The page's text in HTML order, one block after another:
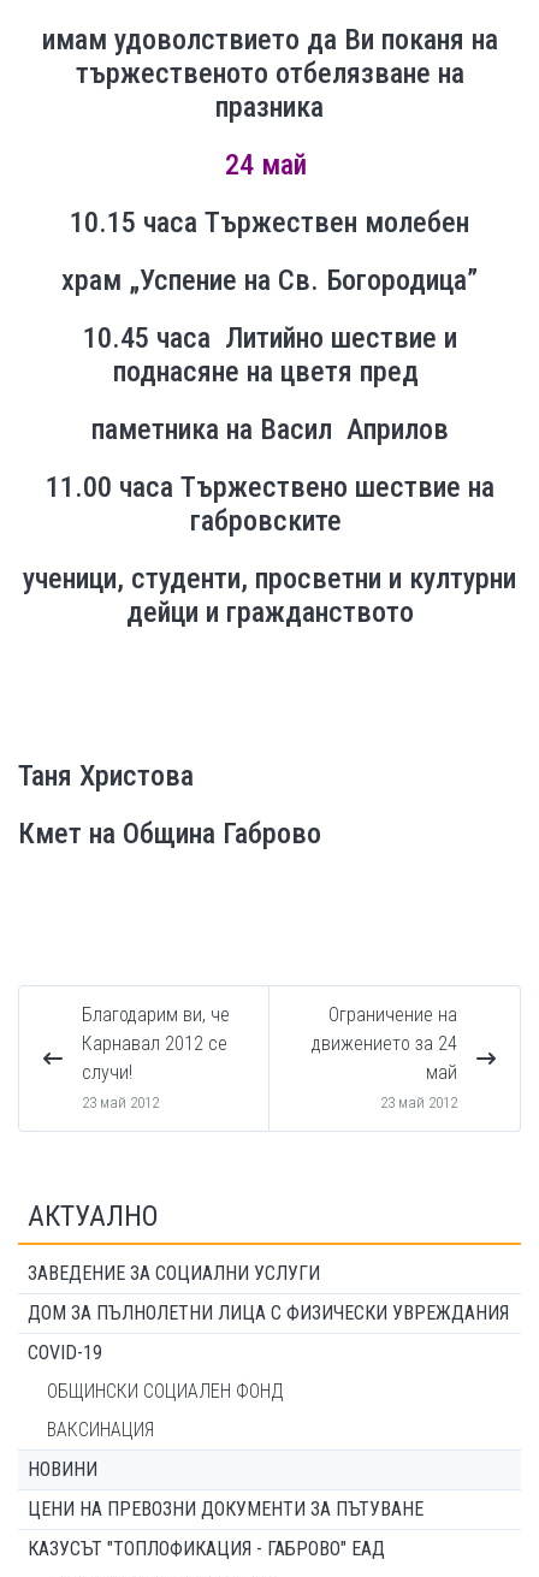
имам удоволствието да Ви поканя на
тържественото отбелязване на
празника
24 май
10.15 часа Тържествен молебен
храм „Успение на Св. Богородица”
10.45 часа Литийно шествие и
поднасяне на цветя пред
паметника на Васил Априлов
11.00 часа Тържествено шествие на
габровските
ученици, студенти, просветни и културни
дейци и гражданството
Таня Христова
Кмет на Община Габрово
Благодарим ви, че
Карнавал 2012 се
случи!
23 май 2012
Ограничение на
движението за 24
май
23 май 2012
АКТУАЛНО
ЗАВЕДЕНИЕ ЗА СОЦИАЛНИ УСЛУГИ
ДОМ ЗА ПЪЛНОЛЕТНИ ЛИЦА С ФИЗИЧЕСКИ УВРЕЖДАНИЯ
COVID-19
ОБЩИНСКИ СОЦИАЛЕН ФОНД
ВАКСИНАЦИЯ
НОВИНИ
ЦЕНИ НА ПРЕВОЗНИ ДОКУМЕНТИ ЗА ПЪТУВАНЕ
КАЗУСЪТ "ТОПЛОФИКАЦИЯ - ГАБРОВО" ЕАД